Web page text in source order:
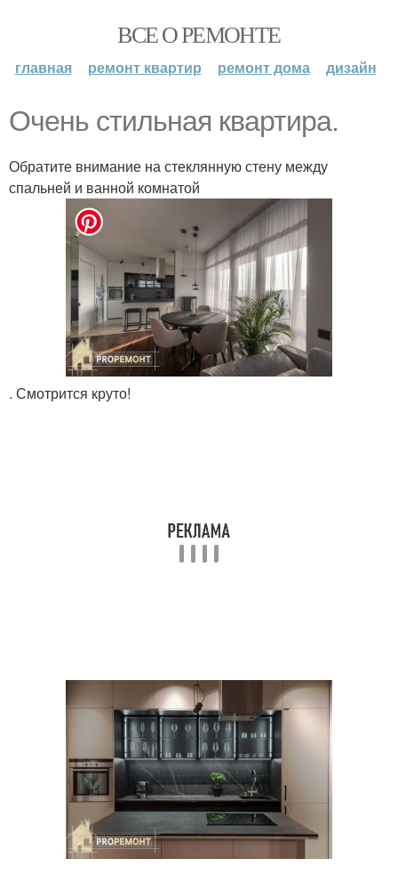
ВСЕ О РЕМОНТЕ
главная ремонт квартир ремонт дома дизайн
Очень стильная квартира.
Обратите внимание на стеклянную стену между
спальней и ванной комнатой
. Смотрится круто!